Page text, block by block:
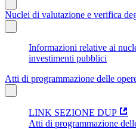
Nuclei di valutazione e verifica
Informazioni relative ai
investimenti pubblici
Atti di programmazione delle
LINK SEZIONE DUP
Atti di programmazione